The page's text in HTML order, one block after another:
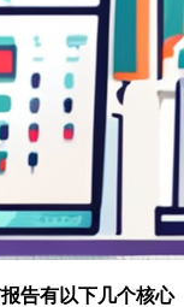
告有以下几个核心